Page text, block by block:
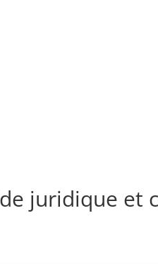
juridique et